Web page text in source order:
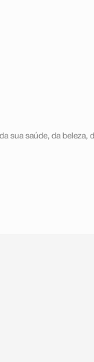
sua saúde, da